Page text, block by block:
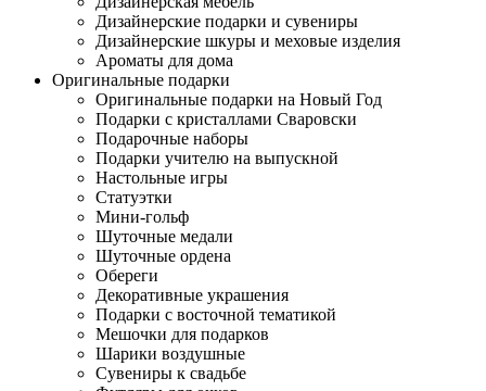
Дизайнерские подарки и сувениры
Дизайнерские шкуры и меховые изделия
Ароматы для дома
Оригинальные подарки
Оригинальные подарки на Новый Год
Подарки с кристаллами Сваровски
Подарочные наборы
Подарки учителю на выпускной
Настольные игры
Статуэтки
Мини-гольф
Шуточные медали
Шуточные ордена
Обереги
Декоративные украшения
Подарки с восточной тематикой
Мешочки для подарков
Шарики воздушные
Сувениры к свадьбе